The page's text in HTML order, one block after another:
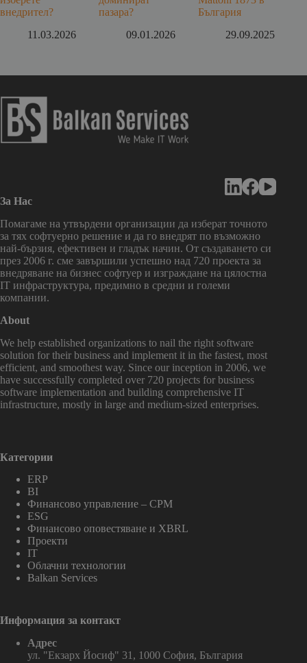
внедрител?
11.03.2026
пазара?
09.01.2026
България
29.09.2025
За Нас
Помагаме на утвърдени организации да изберат точното
за тях софтуерно решение и да го внедрят по възможно
най-бързия, ефективен и гладък начин. От създаването си
през 2006 г. сме завършили успешно над 720 проекта за
внедряване на бизнес софтуер и изграждане на цялостна
IT инфраструктура, предимно в средни и големи
компании.
About
We help established organizations to nail the right software
solution for their business and implement it in the fastest, most
efficient, and smoothest way. Since our inception in 2006, we
have successfully completed over 720 projects for business
software implementation and building comprehensive IT
infrastructure, mostly in large and medium-sized enterprises.
Категории
ERP
BI
Финансово управление – CPM
ESG
Финансово оповестяване и XBRL
Проекти
IT
Облачни технологии
Balkan Services
Информация за контакт
Адрес
ул. "Екзарх Йосиф" 31, 1000 София, България